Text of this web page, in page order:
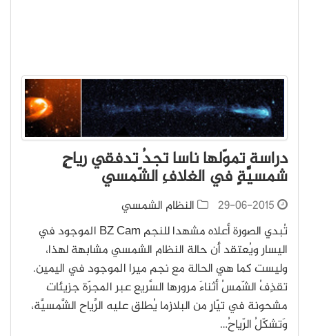
دراسة تموّلها ناسا تجدُ تدفقي رياحٍ
شمسيَّةٍ في الغلافِ الشّمسي
29-06-2015
النظام الشمسي
تُبدي الصورة أعلاه مشهدا للنجم BZ Cam الموجود في
اليسار ويُعتقد أن حالة النظام الشمسي مشابهة لهذا،
وليست كما هي الحالة مع نجم ميرا الموجود في اليمين.
تقذِفُ الشّمسُ أثناءَ مرورها السَّريع عبر المجرّة جزيئات
مشحونة في تيّارٍ من البلازما يُطلق عليه الرِّياح الشَّمسيَّة،
وَتشكّلُ الرّياحُ…